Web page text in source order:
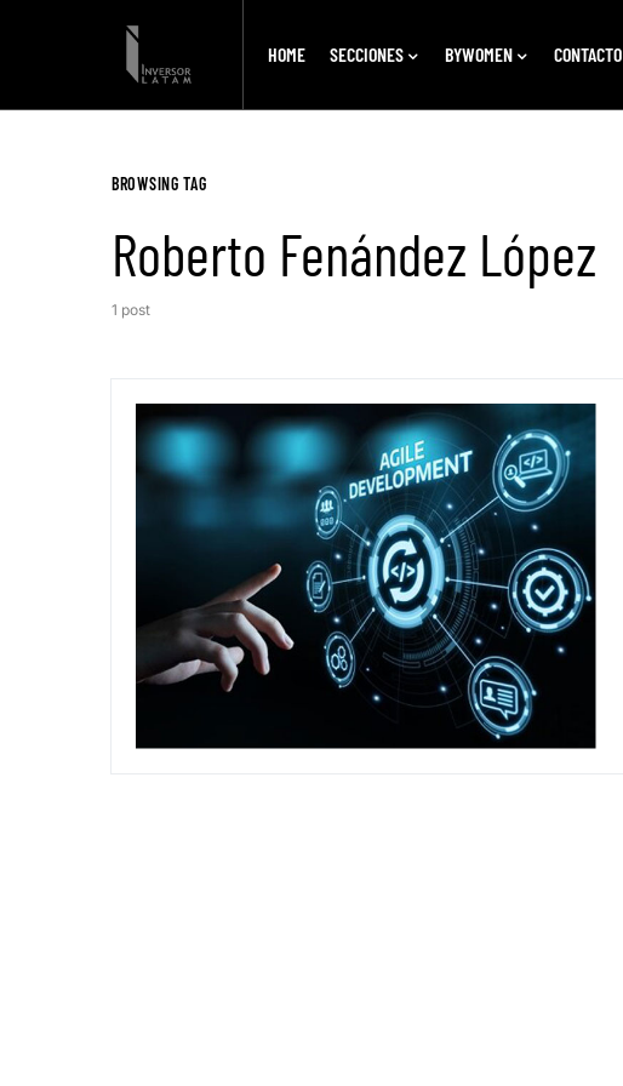
HOME SECCIONES BYWOMEN CONTACTO
BROWSING TAG
Roberto Fenández López
1 post